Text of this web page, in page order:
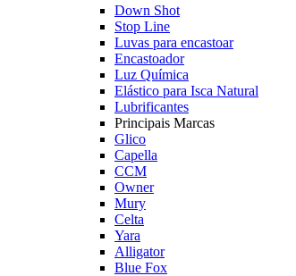
Down Shot
Stop Line
Luvas para encastoar
Encastoador
Luz Química
Elástico para Isca Natural
Lubrificantes
Principais Marcas
Glico
Capella
CCM
Owner
Mury
Celta
Yara
Alligator
Blue Fox